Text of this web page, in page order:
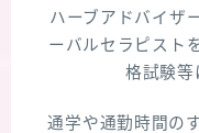
ハーブアドバイザ
ーバルセラピスト
格試験等
通学や通勤時間の